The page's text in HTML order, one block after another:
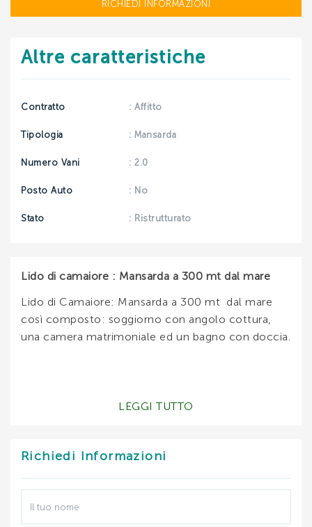
RICHIEDI INFORMAZIONI
Altre caratteristiche
Contratto : Affitto
Tipologia : Mansarda
Numero Vani : 2.0
Posto Auto : No
Stato : Ristrutturato
Lido di camaiore : Mansarda a 300 mt dal mare
Lido di Camaiore: Mansarda a 300 mt dal mare
così composto: soggiorno con angolo cottura,
una camera matrimoniale ed un bagno con doccia.
Accessori : lavatrice.
GIUGNO:
LEGGI TUTTO
Richiedi Informazioni